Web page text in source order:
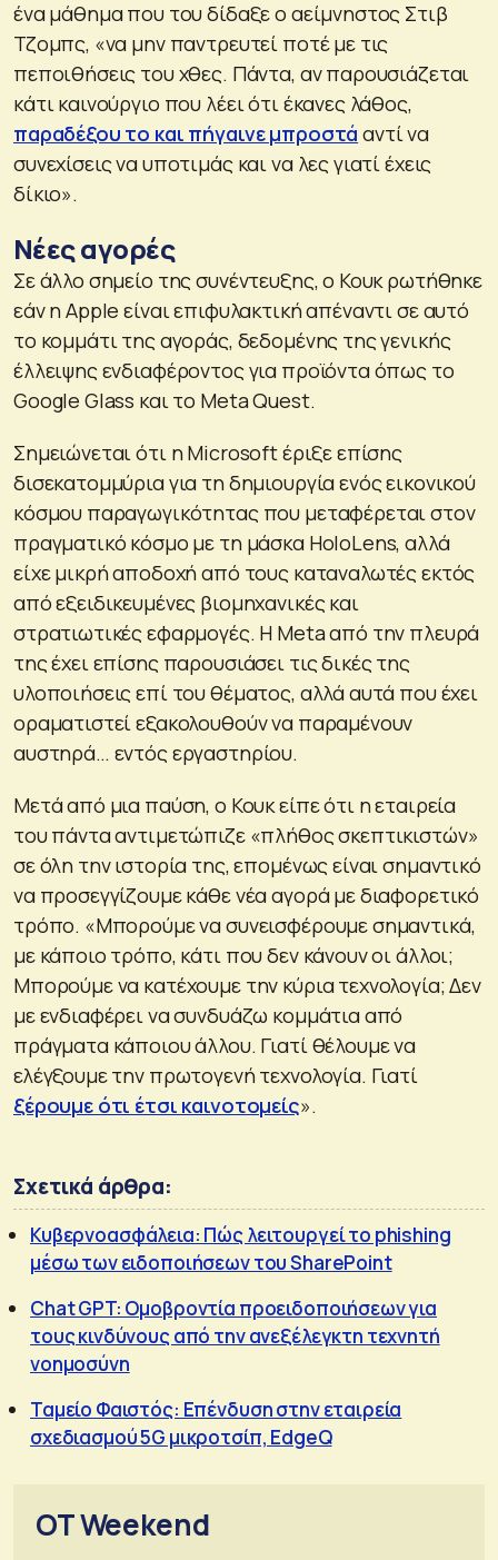
ένα μάθημα που του δίδαξε ο αείμνηστος Στιβ
Τζομπς, «να μην παντρευτεί ποτέ με τις
πεποιθήσεις του χθες. Πάντα, αν παρουσιάζεται
κάτι καινούργιο που λέει ότι έκανες λάθος,
παραδέξου το και πήγαινε μπροστά αντί να
συνεχίσεις να υποτιμάς και να λες γιατί έχεις
δίκιο».
Νέες αγορές
Σε άλλο σημείο της συνέντευξης, ο Κουκ ρωτήθηκε
εάν η Apple είναι επιφυλακτική απέναντι σε αυτό
το κομμάτι της αγοράς, δεδομένης της γενικής
έλλειψης ενδιαφέροντος για προϊόντα όπως το
Google Glass και το Meta Quest.
Σημειώνεται ότι η Microsoft έριξε επίσης
δισεκατομμύρια για τη δημιουργία ενός εικονικού
κόσμου παραγωγικότητας που μεταφέρεται στον
πραγματικό κόσμο με τη μάσκα HoloLens, αλλά
είχε μικρή αποδοχή από τους καταναλωτές εκτός
από εξειδικευμένες βιομηχανικές και
στρατιωτικές εφαρμογές. Η Meta από την πλευρά
της έχει επίσης παρουσιάσει τις δικές της
υλοποιήσεις επί του θέματος, αλλά αυτά που έχει
οραματιστεί εξακολουθούν να παραμένουν
αυστηρά… εντός εργαστηρίου.
Μετά από μια παύση, ο Κουκ είπε ότι η εταιρεία
του πάντα αντιμετώπιζε «πλήθος σκεπτικιστών»
σε όλη την ιστορία της, επομένως είναι σημαντικό
να προσεγγίζουμε κάθε νέα αγορά με διαφορετικό
τρόπο. «Μπορούμε να συνεισφέρουμε σημαντικά,
με κάποιο τρόπο, κάτι που δεν κάνουν οι άλλοι;
Μπορούμε να κατέχουμε την κύρια τεχνολογία; Δεν
με ενδιαφέρει να συνδυάζω κομμάτια από
πράγματα κάποιου άλλου. Γιατί θέλουμε να
ελέγξουμε την πρωτογενή τεχνολογία. Γιατί
ξέρουμε ότι έτσι καινοτομείς».
Σχετικά άρθρα:
Κυβερνοασφάλεια: Πώς λειτουργεί το phishing
μέσω των ειδοποιήσεων του SharePoint
Chat GPT: Ομοβροντία προειδοποιήσεων για
τους κινδύνους από την ανεξέλεγκτη τεχνητή
νοημοσύνη
Ταμείο Φαιστός: Επένδυση στην εταιρεία
σχεδιασμού 5G μικροτσίπ, EdgeQ
OT Weekend